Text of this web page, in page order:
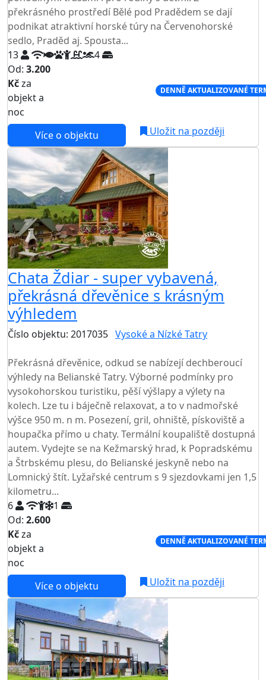
překrásného prostředí Bělé pod Pradědem se dají
podnikat atraktivní horské túry na Červenohorské
sedlo, Praděd aj. Spousta...
13
4
Od: 3.200
Kčza
objekt a
noc
DENNĚ AKTUALIZOVANÉ
Více o objektu Uložit na později
Chata Ždiar - super vybavená,
překrásná dřevěnice s krásným
výhledem
Číslo objektu: 2017035 Vysoké a Nízké Tatry
Překrásná dřevěnice, odkud se nabízejí dechberoucí
výhledy na Belianské Tatry. Výborné podmínky pro
vysokohorskou turistiku, pěší výšlapy a výlety na
kolech. Lze tu i báječně relaxovat, a to v nadmořské
výšce 950 m. n m. Posezení, gril, ohniště, pískoviště a
houpačka přímo u chaty. Termální koupaliště dostupná
autem. Vydejte se na Kežmarský hrad, k Popradskému
a Štrbskému plesu, do Belianské jeskyně nebo na
Lomnický štít. Lyžařské centrum s 9 sjezdovkami jen 1,5
kilometru...
6
1
Od: 2.600
Kčza
objekt a
noc
DENNĚ AKTUALIZOVANÉ
Více o objektu Uložit na později